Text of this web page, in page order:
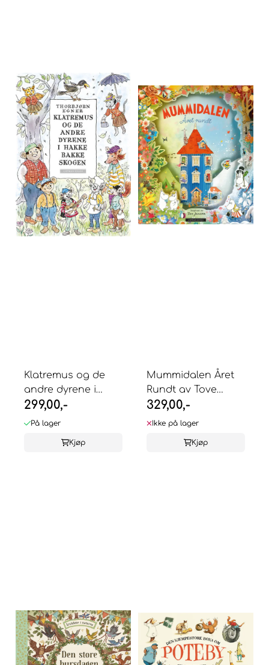
Klatremus og de
andre dyrene i
Hakkebakkeskogen
- ...
299,00,-
På lager
Kjøp
Mummidalen Året
Rundt av Tove
Jansson
329,00,-
Ikke på lager
Kjøp